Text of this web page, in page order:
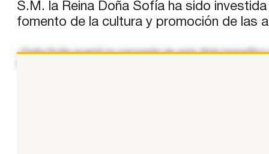
S.M. la Reina Doña Sofía ha sido
fomento de la cultura y promoción de las
«Doña Sofía aceptó la concesión de este título